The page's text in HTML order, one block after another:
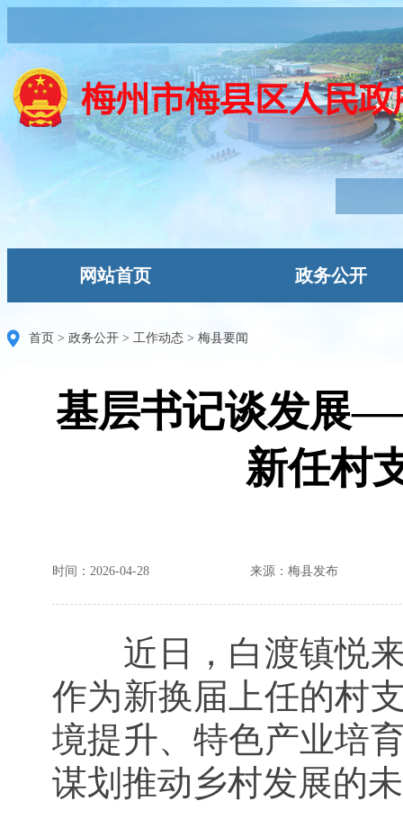
网站首页 政务公开
首页 > 政务公开 > 工作动态 > 梅县要闻
基层书记谈发展
新任村
时间：2026-04-28 来源：梅县发布
近日，白渡镇悦
作为新换届上任的村
境提升、特色产业培
谋划推动乡村发展的